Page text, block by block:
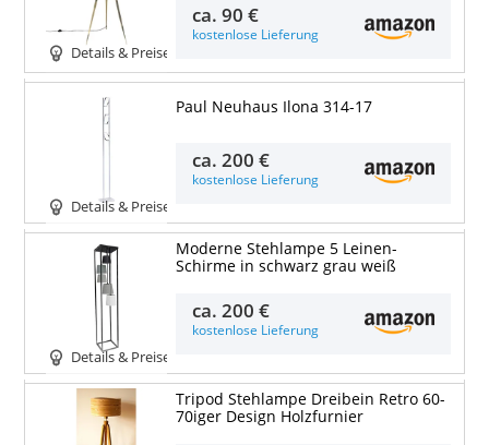
Details & Preise
ca.90 €
kostenlose Lieferung
Details & Preise
Paul Neuhaus Ilona 314-17
ca.200 €
kostenlose Lieferung
Details & Preise
Moderne Stehlampe 5 Leinen-
Schirme in schwarz grau weiß
ca.200 €
kostenlose Lieferung
Tripod Stehlampe Dreibein Retro 60-
70iger Design Holzfurnier